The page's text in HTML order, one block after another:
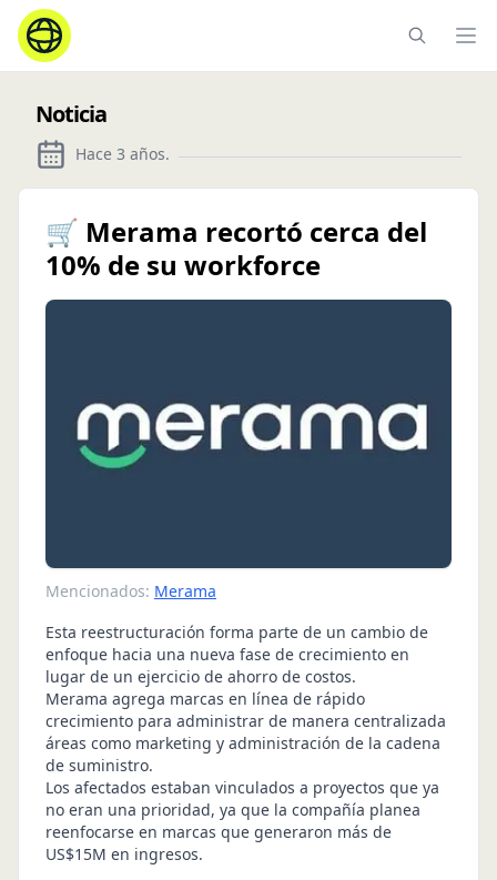
Noticia
Hace 3 años.
🛒 Merama recortó cerca del
10% de su workforce
Mencionados: Merama
Esta reestructuración forma parte de un cambio de
enfoque hacia una nueva fase de crecimiento en
lugar de un ejercicio de ahorro de costos.
Merama agrega marcas en línea de rápido
crecimiento para administrar de manera centralizada
áreas como marketing y administración de la cadena
de suministro.
Los afectados estaban vinculados a proyectos que ya
no eran una prioridad, ya que la compañía planea
reenfocarse en marcas que generaron más de
US$15M en ingresos.